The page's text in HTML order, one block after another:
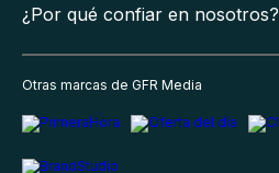
¿Por qué confiar en nosotros?
Otras marcas de GFR Media